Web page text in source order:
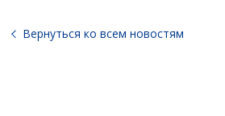
Вернуться ко всем новостям